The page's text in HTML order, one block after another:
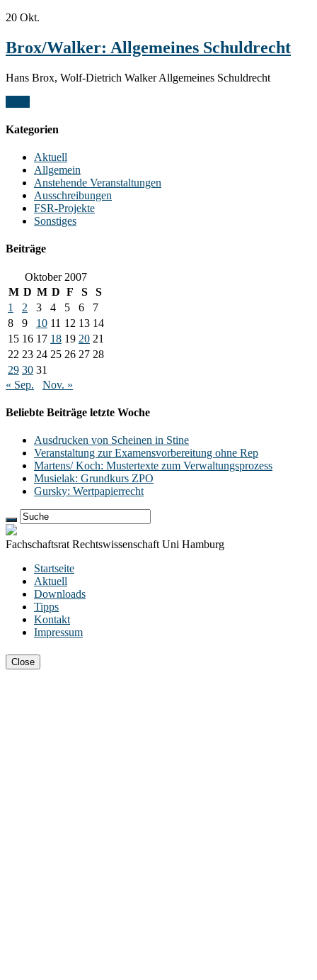
20 Okt.
Brox/Walker: Allgemeines Schuldrecht
Hans Brox, Wolf-Dietrich Walker Allgemeines Schuldrecht
Kategorien
Aktuell
Allgemein
Anstehende Veranstaltungen
Ausschreibungen
FSR-Projekte
Sonstiges
Beiträge
Oktober 2007
M D M D F S
S
1
2 3 4 5 6
7
8
9 10 11 12 13 14
15 16 17 18 19 20 21
22 23 24 25 26 27 28
29 30 31
« Sep.
Nov. »
Beliebte Beiträge letzte Woche
Ausdrucken von Scheinen in Stine
Veranstaltung zur Examensvorbereitung ohne Rep
Martens/ Koch: Mustertexte zum Verwaltungsprozess
Musielak: Grundkurs ZPO
Gursky: Wertpapierrecht
Fachschaftsrat Rechtswissenschaft Uni Hamburg
Startseite
Aktuell
Downloads
Tipps
Kontakt
Impressum
Close